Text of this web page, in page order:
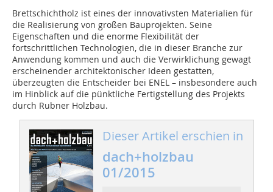
Brettschichtholz ist eines der innovativsten Materialien für
die Realisierung von großen Bauprojekten. Seine
Eigenschaften und die enorme Flexibilität der
fortschrittlichen Technologien, die in dieser Branche zur
Anwendung kommen und auch die Verwirklichung gewagt
erscheinender architektonischer Ideen gestatten,
überzeugten die Entscheider bei ENEL – insbesondere auch
im Hinblick auf die pünktliche Fertigstellung des Projekts
durch Rubner Holzbau.
Dieser Artikel erschien in
dach+holzbau
01/2015